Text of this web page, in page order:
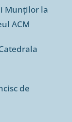
Munților la
ACM
de